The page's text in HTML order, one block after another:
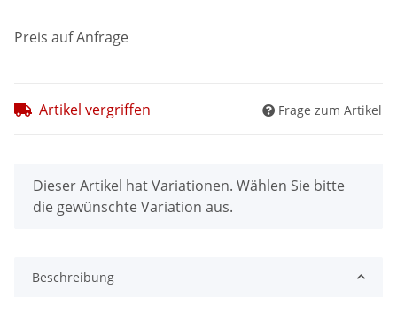
Preis auf Anfrage
Artikel vergriffen Frage zum Artikel
x
Dieser Artikel hat Variationen. Wählen Sie bitte
die gewünschte Variation aus.
Beschreibung